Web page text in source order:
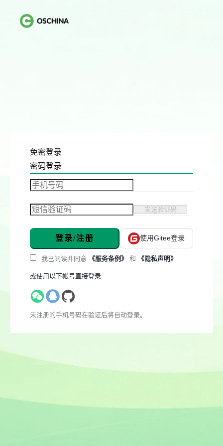
免密登录
密码登录
发送验证码
登录/注册 使用Gitee登录
我已阅读并同意 《服务条例》 和 《隐私声明》
或使用以下帐号直接登录:
未注册的手机号码在验证后将自动登录。